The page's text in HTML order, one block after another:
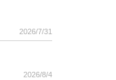
2026/7/31
2026/8/4